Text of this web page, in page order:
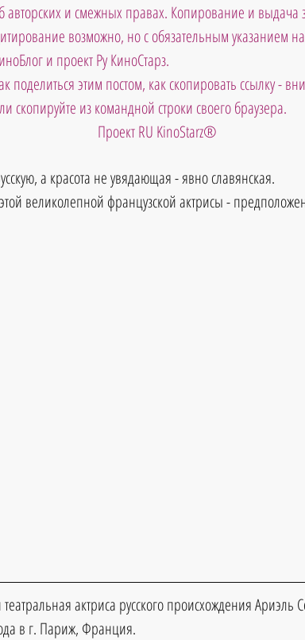
авторских и смежных правах. Копирование и выдача
возможно, но с обязательным указанием
и проект Ру КиноСтарз.
поделиться этим постом, как скопировать ссылку -
скопируйте из командной строки своего браузера.
Проект RU KinoStarz®
а красота не увядающая - явно славянская.
великолепной французской актрисы -
актриса русского происхождения
в г. Париж, Франция.